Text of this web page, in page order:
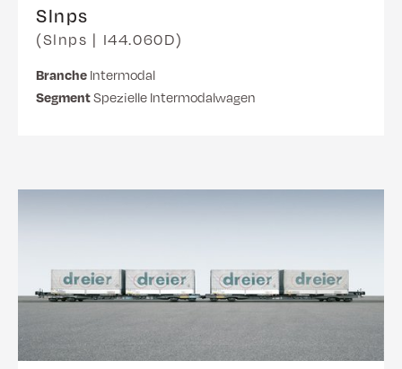
Slnps
(Slnps | I44.060D)
Branche Intermodal
SegmentSpezielle Intermodalwagen